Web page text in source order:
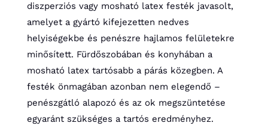
diszperziós vagy mosható latex festék javasolt,
amelyet a gyártó kifejezetten nedves
helyiségekbe és penészre hajlamos felületekre
minősített. Fürdőszobában és konyhában a
mosható latex tartósabb a párás közegben. A
festék önmagában azonban nem elegendő –
penészgátló alapozó és az ok megszüntetése
egyaránt szükséges a tartós eredményhez.